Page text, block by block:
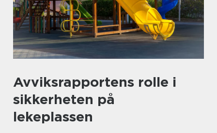
Avviksrapportens rolle i
sikkerheten på
lekeplassen